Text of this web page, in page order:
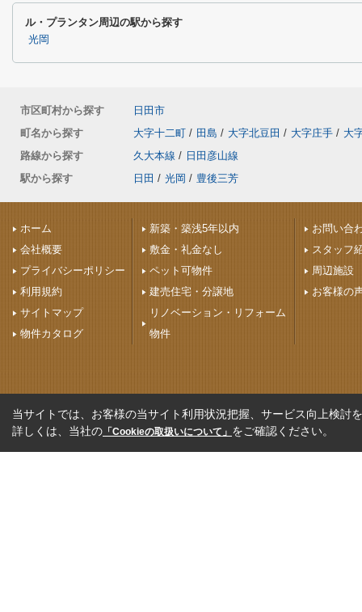
ル・プランタン周辺の駅から探す
光岡
市区町村から探す
日田市
町名から探す
大字十二町 / 田島 / 大字北豆田 / 大字庄手 / 大
路線から探す
久大本線 / 日田彦山線
駅から探す
日田 / 光岡 / 豊後三芳
ホーム
会社概要
プライバシーポリシー
利用規約
サイトマップ
物件カタログ
新築・築浅5年以内
敷金・礼金なし
ペット可物件
建売住宅・分譲地
リノベーション・リフォーム
物件
お問い合
スタッフ
周辺施設
お客様の
当サイトでは、お客様の当サイト利用状況把握、サービス向上検討
詳しくは、当社の 「Cookieの取扱いについて」 をご確認ください。